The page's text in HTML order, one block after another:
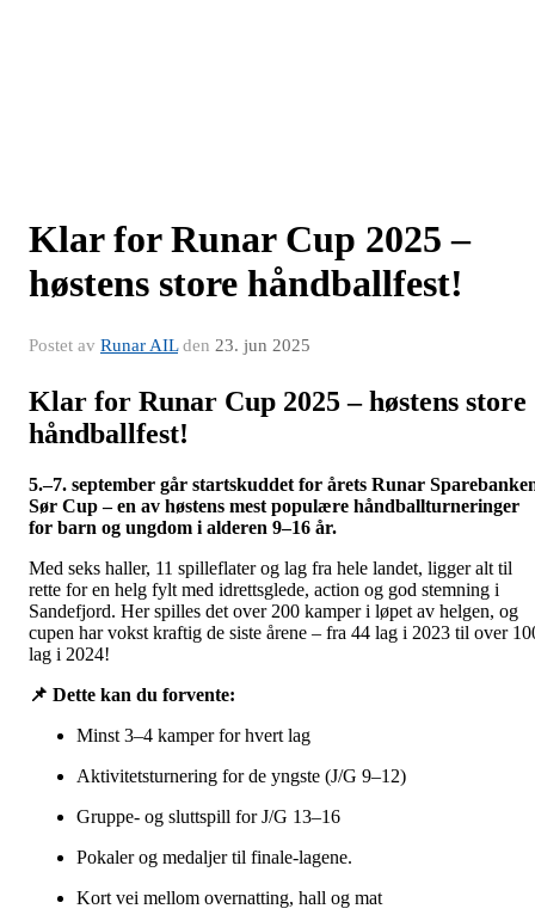
Klar for Runar Cup 2025 –
høstens store håndballfest!
Postet av Runar AILden 23. jun 2025
Klar for Runar Cup 2025 – høstens store
håndballfest!
5.–7. september går startskuddet for årets Runar
Sør Cup – en av høstens mest populære håndballturneringer
for barn og ungdom i alderen 9–16 år.
Med seks haller, 11 spilleflater og lag fra hele landet, ligger alt til
rette for en helg fylt med idrettsglede, action og god stemning i
Sandefjord. Her spilles det over 200 kamper i løpet av helgen, og
cupen har vokst kraftig de siste årene – fra 44 lag i 2023 til over
lag i 2024!
📌 Dette kan du forvente:
Minst 3–4 kamper for hvert lag
Aktivitetsturnering for de yngste (J/G 9–12)
Gruppe- og sluttspill for J/G 13–16
Pokaler og medaljer til finale-lagene.
Kort vei mellom overnatting, hall og mat